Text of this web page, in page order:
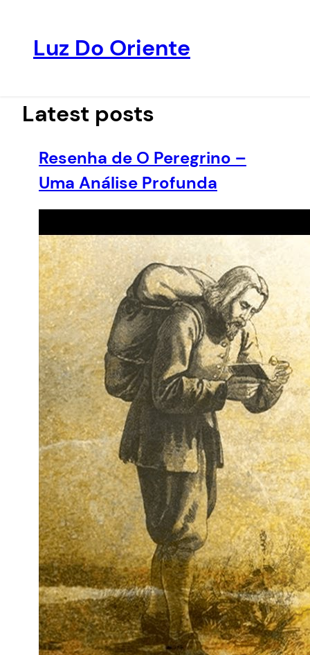
conteúdo
Luz Do Oriente
Latest posts
Resenha de O Peregrino –
Uma Análise Profunda